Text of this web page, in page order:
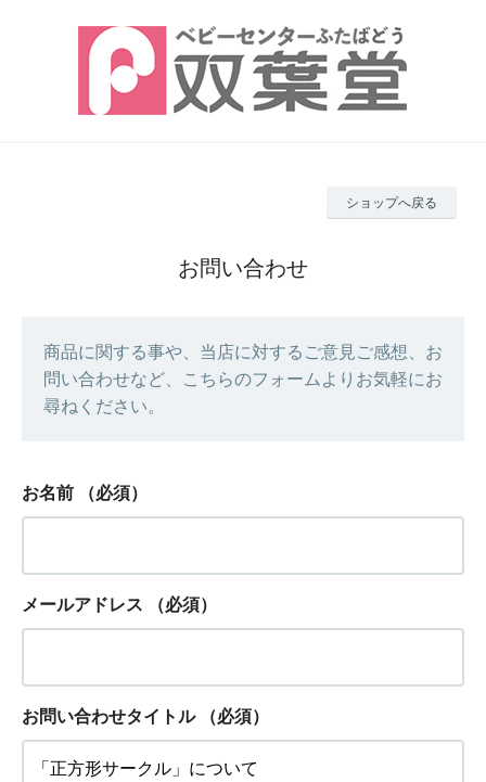
ショップへ戻る
お問い合わせ
商品に関する事や、当店に対するご意見ご感想、お
問い合わせなど、こちらのフォームよりお気軽にお
尋ねください。
お名前 （必須）
メールアドレス （必須）
お問い合わせタイトル （必須）